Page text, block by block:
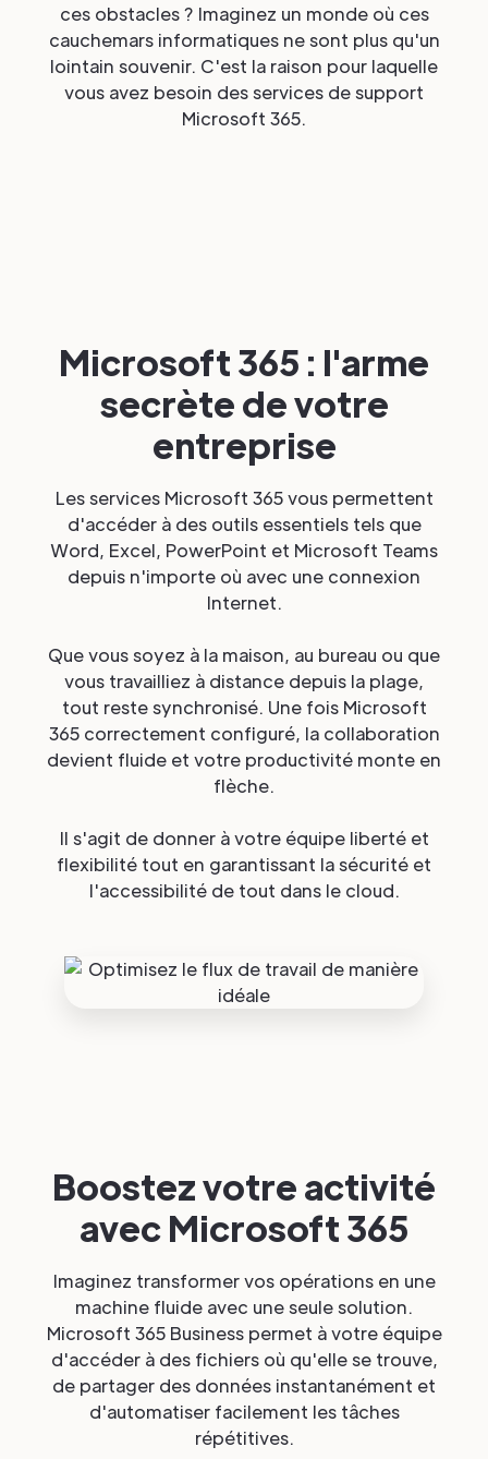
ces obstacles ? Imaginez un monde où ces
cauchemars informatiques ne sont plus qu'un
lointain souvenir. C'est la raison pour laquelle
vous avez besoin des services de support
Microsoft 365.
Microsoft 365 : l'arme
secrète de votre
entreprise
Les services Microsoft 365 vous permettent
d'accéder à des outils essentiels tels que
Word, Excel, PowerPoint et Microsoft Teams
depuis n'importe où avec une connexion
Internet.
Que vous soyez à la maison, au bureau ou que
vous travailliez à distance depuis la plage,
tout reste synchronisé. Une fois Microsoft
365 correctement configuré, la collaboration
devient fluide et votre productivité monte en
flèche.
Il s'agit de donner à votre équipe liberté et
flexibilité tout en garantissant la sécurité et
l'accessibilité de tout dans le cloud.
Boostez votre activité
avec Microsoft 365
Imaginez transformer vos opérations en une
machine fluide avec une seule solution.
Microsoft 365 Business permet à votre équipe
d'accéder à des fichiers où qu'elle se trouve,
de partager des données instantanément et
d'automatiser facilement les tâches
répétitives.